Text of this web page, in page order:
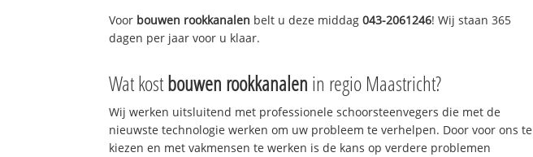
Voor bouwen rookkanalen belt u deze middag043-2061246! Wij staan 365
dagen per jaar voor u klaar.
Wat kostbouwen rookkanalen in regio Maastricht?
Wij werken uitsluitend met professionele schoorsteenvegers die met de
nieuwste technologie werken om uw probleem te verhelpen. Door voor ons te
kiezen en met vakmensen te werken is de kans op verdere problemen